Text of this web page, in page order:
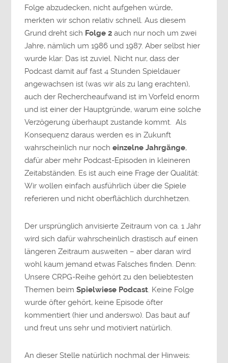
Folge abzudecken, nicht aufgehen würde,
merkten wir schon relativ schnell. Aus diesem
Grund dreht sich Folge 2 auch nur noch um zwei
Jahre, nämlich um 1986 und 1987. Aber selbst hier
wurde klar: Das ist zuviel. Nicht nur, dass der
Podcast damit auf fast 4 Stunden Spieldauer
angewachsen ist (was wir als zu lang erachten),
auch der Rechercheaufwand ist im Vorfeld enorm
und ist einer der Hauptgründe, warum eine solche
Verzögerung überhaupt zustande kommt. Als
Konsequenz daraus werden es in Zukunft
wahrscheinlich nur nocheinzelne Jahrgänge,
dafür aber mehr Podcast-Episoden in kleineren
Zeitabständen. Es ist auch eine Frage der Qualität:
Wir wollen einfach ausführlich über die Spiele
referieren und nicht oberflächlich durchhetzen.
Der ursprünglich anvisierte Zeitraum von ca. 1 Jahr
wird sich dafür wahrscheinlich drastisch auf einen
längeren Zeitraum ausweiten – aber daran wird
wohl kaum jemand etwas Falsches finden. Denn:
Unsere CRPG-Reihe gehört zu den beliebtesten
Themen beimSpielwiese Podcast. Keine Folge
wurde öfter gehört, keine Episode öfter
kommentiert (hier und anderswo). Das baut auf
und freut uns sehr und motiviert natürlich.
An dieser Stelle natürlich nochmal der Hinweis: